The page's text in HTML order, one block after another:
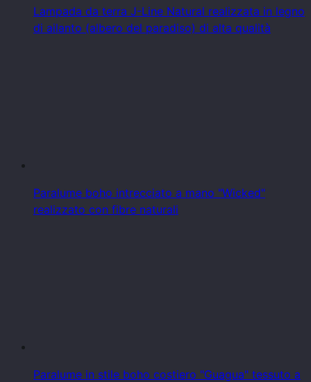
Lampada da terra J-Line Natural realizzata in legno
di ailanto (albero del paradiso) di alta qualità
Paralume boho intrecciato a mano "Wicked"
realizzato con fibre naturali
Paralume in stile boho costiero "Guagua" tessuto a